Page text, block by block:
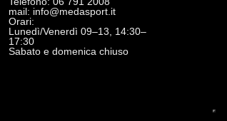
mail: info@medasport.it
Orari:
Lunedì/Venerdì 09–13, 14:30–
17:30
Sabato e domenica chiuso